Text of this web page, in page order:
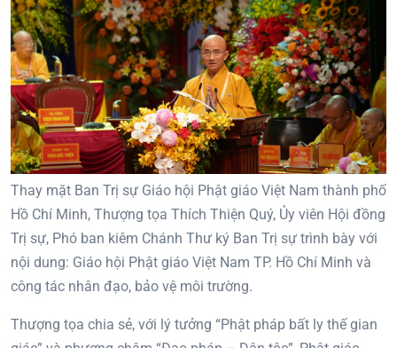
Thay mặt Ban Trị sự Giáo hội Phật giáo Việt Nam thành phố
Hồ Chí Minh, Thượng tọa Thích Thiện Quý, Ủy viên Hội đồng
Trị sự, Phó ban kiêm Chánh Thư ký Ban Trị sự trình bày với
nội dung: Giáo hội Phật giáo Việt Nam TP. Hồ Chí Minh và
công tác nhân đạo, bảo vệ môi trường.
Thượng tọa chia sẻ, với lý tưởng “Phật pháp bất ly thế gian